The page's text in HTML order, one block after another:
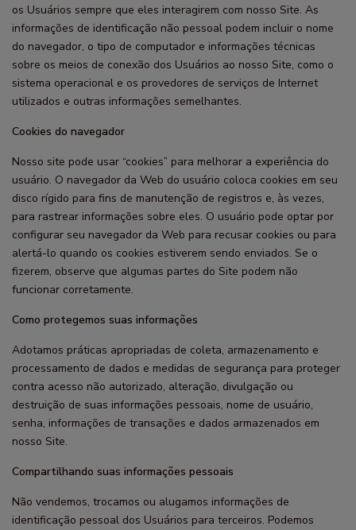
os Usuários sempre que eles interagirem com nosso Site. As
informações de identificação não pessoal podem incluir o nome
do navegador, o tipo de computador e informações técnicas
sobre os meios de conexão dos Usuários ao nosso Site, como o
sistema operacional e os provedores de serviços de Internet
utilizados e outras informações semelhantes.
Cookies do navegador
Nosso site pode usar “cookies” para melhorar a experiência do
usuário. O navegador da Web do usuário coloca cookies em seu
disco rígido para fins de manutenção de registros e, às vezes,
para rastrear informações sobre eles. O usuário pode optar por
configurar seu navegador da Web para recusar cookies ou para
alertá-lo quando os cookies estiverem sendo enviados. Se o
fizerem, observe que algumas partes do Site podem não
funcionar corretamente.
Como protegemos suas informações
Adotamos práticas apropriadas de coleta, armazenamento e
processamento de dados e medidas de segurança para proteger
contra acesso não autorizado, alteração, divulgação ou
destruição de suas informações pessoais, nome de usuário,
senha, informações de transações e dados armazenados em
nosso Site.
Compartilhando suas informações pessoais
Não vendemos, trocamos ou alugamos informações de
identificação pessoal dos Usuários para terceiros. Podemos